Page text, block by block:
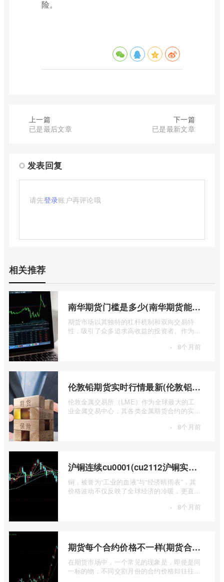
险。
上一篇
已是最后文章
下一篇
已是最新文章
发表回复
请先登录账户再评论哦
相关推荐
南华期货门槛是多少(南华期货能做国际期货吗)
期货市场以其独特的杠杆机制和双向交易特
性，吸引了众多追求高收益的投资者。作为中
· 8个月前
伦敦铅期货实时行情最新(伦敦铝锡期货实时行情)
伦敦金属交易所（LME）作为全球最大的工
业金属交易中心，其各类金属期货合约的实时
· 8个月前
沪铜连续cu0001(cu2112沪铜实时行情)
铜，被誉为“工业的血液”与“经济晴雨表”，其
价格波动不仅反映了全球经济的冷暖，更直接
· 8个月前
期货每个合约价格不一样(期货合约之间的价格差)
在期货市场中，一个常见的现象是，即使是同
一标的物，不同交割月份的合约价格却往往不